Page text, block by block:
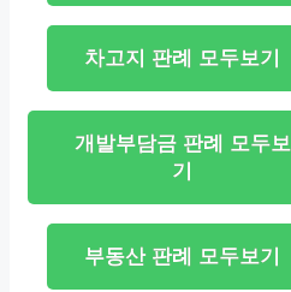
차고지 판례 모두보기
개발부담금 판례 모두보
기
부동산 판례 모두보기